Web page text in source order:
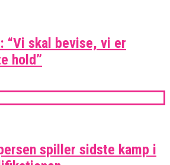
“Vi skal bevise, vi er
hold”
spiller sidste kamp i